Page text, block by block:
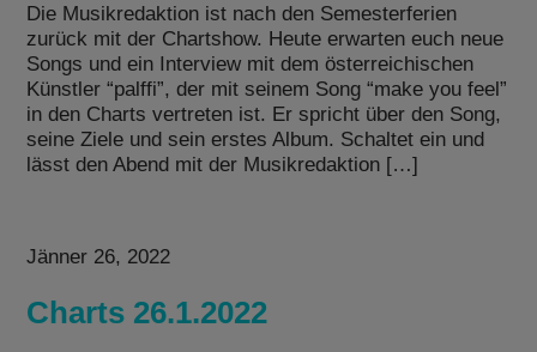
Die Musikredaktion ist nach den Semesterferien
zurück mit der Chartshow. Heute erwarten euch neue
Songs und ein Interview mit dem österreichischen
Künstler “palffi”, der mit seinem Song “make you feel”
in den Charts vertreten ist. Er spricht über den Song,
seine Ziele und sein erstes Album. Schaltet ein und
lässt den Abend mit der Musikredaktion […]
Jänner 26, 2022
Charts 26.1.2022